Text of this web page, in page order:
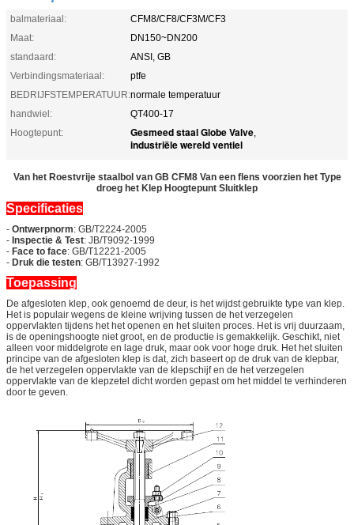
balmateriaal:
CFM8/CF8/CF3M/CF3
Maat:
DN150~DN200
standaard:
ANSI, GB
Verbindingsmateriaal:
ptfe
BEDRIJFSTEMPERATUUR:normale temperatuur
handwiel:
QT400-17
Hoogtepunt:
Gesmeed staal Globe Valve,
industriële wereld ventiel
Van het Roestvrije staalbol van GB CFM8 Van een flens voorzien het Type
droeg het Klep Hoogtepunt Sluitklep
Specificaties
- Ontwerpnorm: GB/T2224-2005
- Inspectie & Test: JB/T9092-1999
- Face to face: GB/T12221-2005
- Druk die testen: GB/T13927-1992
Toepassing
De afgesloten klep, ook genoemd de deur, is het wijdst gebruikte type van klep.
Het is populair wegens de kleine wrijving tussen de het verzegelen
oppervlakten tijdens het het openen en het sluiten proces. Het is vrij duurzaam,
is de openingshoogte niet groot, en de productie is gemakkelijk. Geschikt, niet
alleen voor middelgrote en lage druk, maar ook voor hoge druk. Het het sluiten
principe van de afgesloten klep is dat, zich baseert op de druk van de klepbar,
de het verzegelen oppervlakte van de klepschijf en de het verzegelen
oppervlakte van de klepzetel dicht worden gepast om het middel te verhinderen
door te geven.